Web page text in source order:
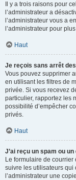
Il y a trois raisons pour
l’administrateur a
l’administrateur vous a
l’administrateur pour
Haut
Je reçois sans arrêt
Vous pouvez supprimer
en utilisant les filtres de
privée. Si vous recevez
particulier, rapportez les
possibilité d’empêcher
privés.
Haut
J’ai reçu un spam ou
Le formulaire de
suivre les utilisateurs qui
l’administrateur une